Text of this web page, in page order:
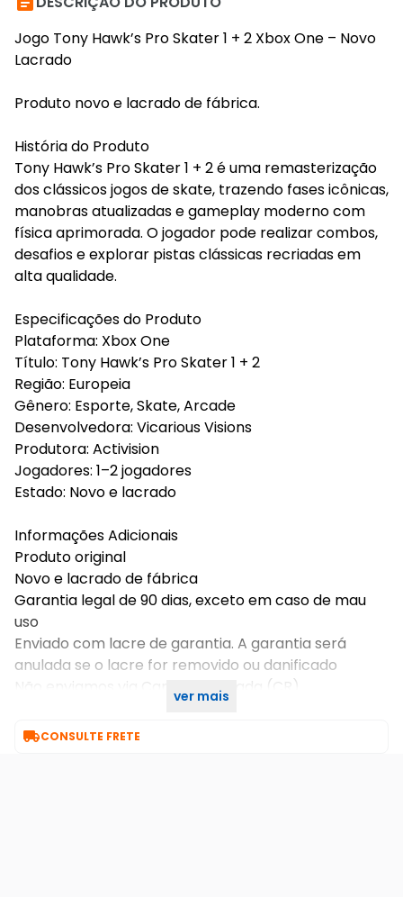
Jogo Tony Hawk’s Pro Skater 1 + 2 Xbox One – Novo
Lacrado
Produto novo e lacrado de fábrica.
História do Produto
Tony Hawk’s Pro Skater 1 + 2 é uma remasterização
dos clássicos jogos de skate, trazendo fases icônicas,
manobras atualizadas e gameplay moderno com
física aprimorada. O jogador pode realizar combos,
desafios e explorar pistas clássicas recriadas em
alta qualidade.
Especificações do Produto
Plataforma: Xbox One
Título: Tony Hawk’s Pro Skater 1 + 2
Região: Europeia
Gênero: Esporte, Skate, Arcade
Desenvolvedora: Vicarious Visions
Produtora: Activision
Jogadores: 1–2 jogadores
Estado: Novo e lacrado
Informações Adicionais
Produto original
Novo e lacrado de fábrica
Garantia legal de 90 dias, exceto em caso de mau
uso
Enviado com lacre de garantia. A garantia será
anulada se o lacre for removido ou danificado
Não enviamos via Carta Registrada (CR)
ver mais
CONSULTE FRETE